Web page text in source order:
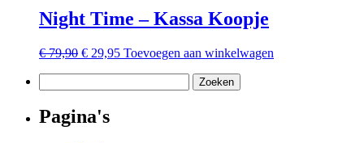
Night Time – Kassa Koopje
€79,90 Oorspronkelijke
€ 29,95Huidige
Toevoegen aan winkelwagen
naar:
Pagina's